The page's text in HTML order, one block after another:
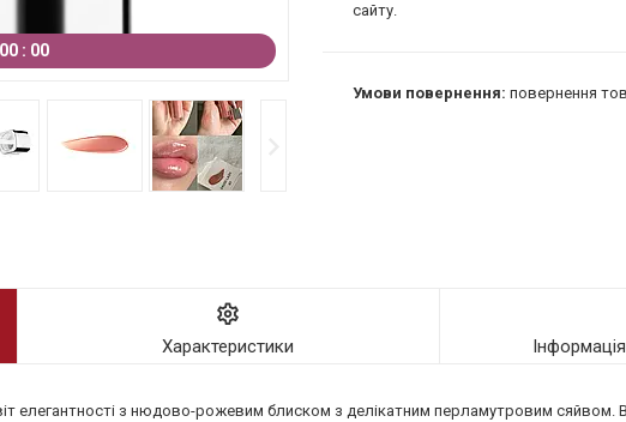
00 00
сайту.
повернення
Характеристики
елегантності з нюдово-рожевим блиском з делікатним перламутровим сяйвом.